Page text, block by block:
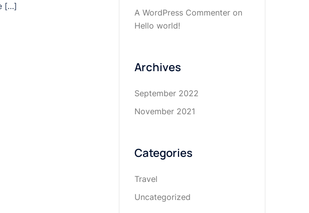
[…]
A WordPress Commenteron
Hello world!
Archives
September 2022
November 2021
Categories
Travel
Uncategorized